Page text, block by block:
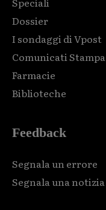
Dossier
I sondaggi di Vpost
Comunicati Stampa
Farmacie
Biblioteche
Feedback
Segnala un errore
Segnala una notizia